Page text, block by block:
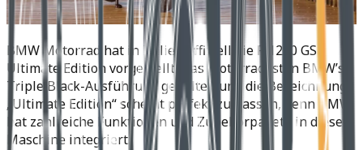
BMW Motorrad hat in Italien offiziell die R 1250 GS
Ultimate Edition vorgestellt. Das Motorrad ist in BMW’s
Triple Black-Ausführung gehalten und die Bezeichnung
„Ultimate Edition“ scheint perfekt zu passen, denn BMW
hat zahlreiche Funktionen und Zubehörpakete in diese
Maschine integriert.